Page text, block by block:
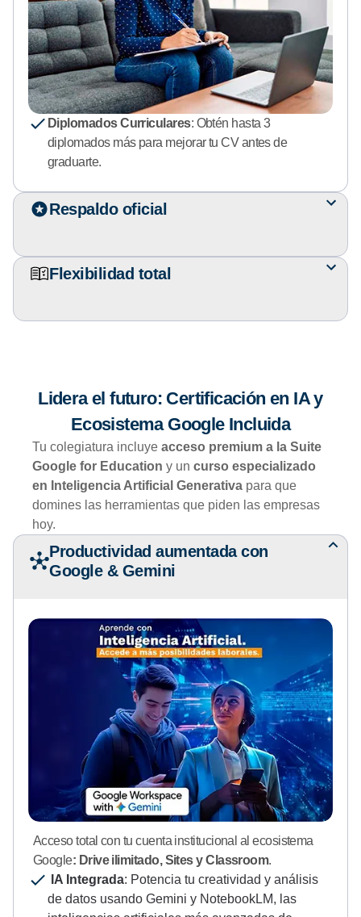
Diplomados Curriculares: Obtén hasta 3
diplomados más para mejorar tu CV antes de
graduarte.
Respaldo oficial
Flexibilidad total
Lidera el futuro: Certificación en IA y
Ecosistema Google Incluida
Tu colegiatura incluye acceso premium a la Suite
Google for Education y un curso especializado
en Inteligencia Artificial Generativa para que
domines las herramientas que piden las empresas
hoy.
Productividad aumentada con
Google & Gemini
Acceso total con tu cuenta institucional al ecosistema
Google: Drive ilimitado, Sites y Classroom.
IA Integrada: Potencia tu creatividad y análisis
de datos usando Gemini y NotebookLM, las